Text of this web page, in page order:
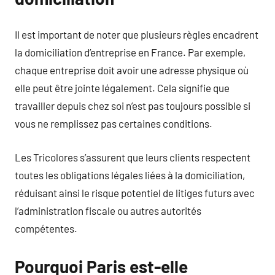
Il est important de noter que plusieurs règles encadrent
la domiciliation d’entreprise en France. Par exemple,
chaque entreprise doit avoir une adresse physique où
elle peut être jointe légalement. Cela signifie que
travailler depuis chez soi n’est pas toujours possible si
vous ne remplissez pas certaines conditions.
Les Tricolores s’assurent que leurs clients respectent
toutes les obligations légales liées à la domiciliation,
réduisant ainsi le risque potentiel de litiges futurs avec
l’administration fiscale ou autres autorités
compétentes.
Pourquoi Paris est-elle